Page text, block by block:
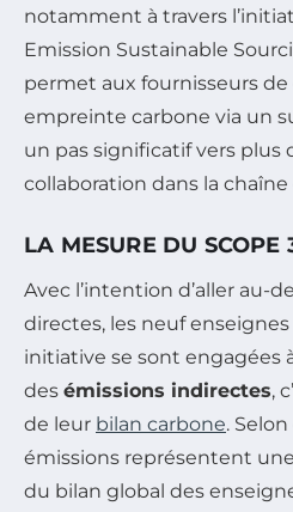
notamment à travers
Emission Sustainable
permet aux fournisseurs
empreinte carbone via un
un pas significatif vers plus
collaboration dans la
LA MESURE DU SCOPE
Avec l’intention d’aller au-
directes, les neuf
initiative se sont engagées
des émissions indirectes,
de leur bilan carbone.
émissions représentent
du bilan global des